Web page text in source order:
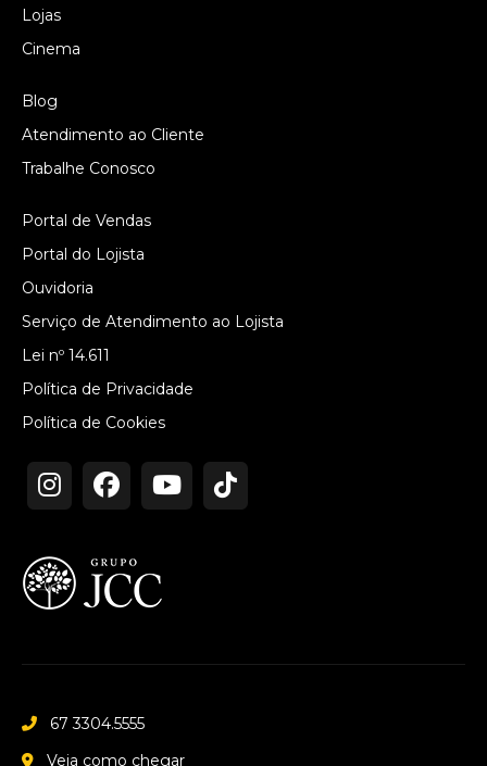
Lojas
Cinema
Blog
Atendimento ao Cliente
Trabalhe Conosco
Portal de Vendas
Portal do Lojista
Ouvidoria
Serviço de Atendimento ao Lojista
Lei nº 14.611
Política de Privacidade
Política de Cookies
67 3304.5555
Veja como chegar